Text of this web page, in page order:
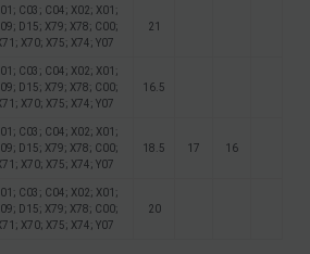
C03; C04; X02; X01;
D15; X79; X78; C00;
X70; X75; X74; Y07
21
C03; C04; X02; X01;
D15; X79; X78; C00;
X70; X75; X74; Y07
16.5
C03; C04; X02; X01;
D15; X79; X78; C00;
X70; X75; X74; Y07
18.5 17 16
C03; C04; X02; X01;
D15; X79; X78; C00;
X70; X75; X74; Y07
20